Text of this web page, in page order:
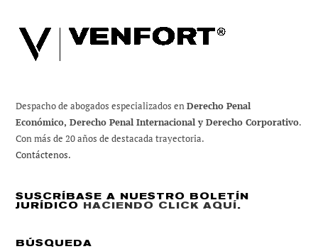
Despacho de abogados especializados enDerecho Penal
Económico, Derecho Penal Internacional y Derecho Corporativo.
Con más de 20 años de destacada trayectoria.
Contáctenos.
SUSCRÍBASE A NUESTRO BOLETÍN
JURÍDICO HACIENDO CLICK AQUÍ.
BÚSQUEDA